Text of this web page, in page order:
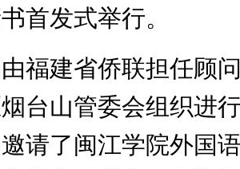
首发式举行。
建省侨联担任顾问
台山管委会组织进
请了闽江学院外国